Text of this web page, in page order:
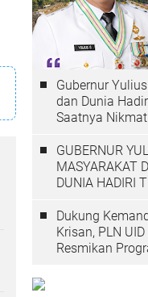
Gubernur
dan Dunia
Saatnya
GUBERNUR
MASYARAKAT
DUNIA HADIRI
Dukung
Krisan, PLN
Resmikan